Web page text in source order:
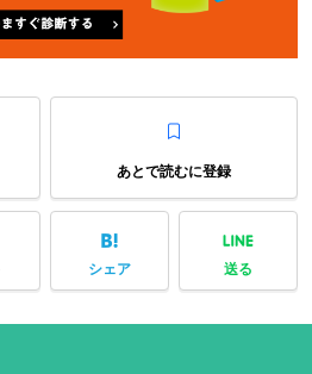
あとで読むに登録
シェア 送る